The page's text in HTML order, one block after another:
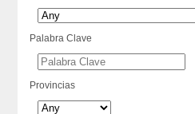
Palabra Clave
Provincias